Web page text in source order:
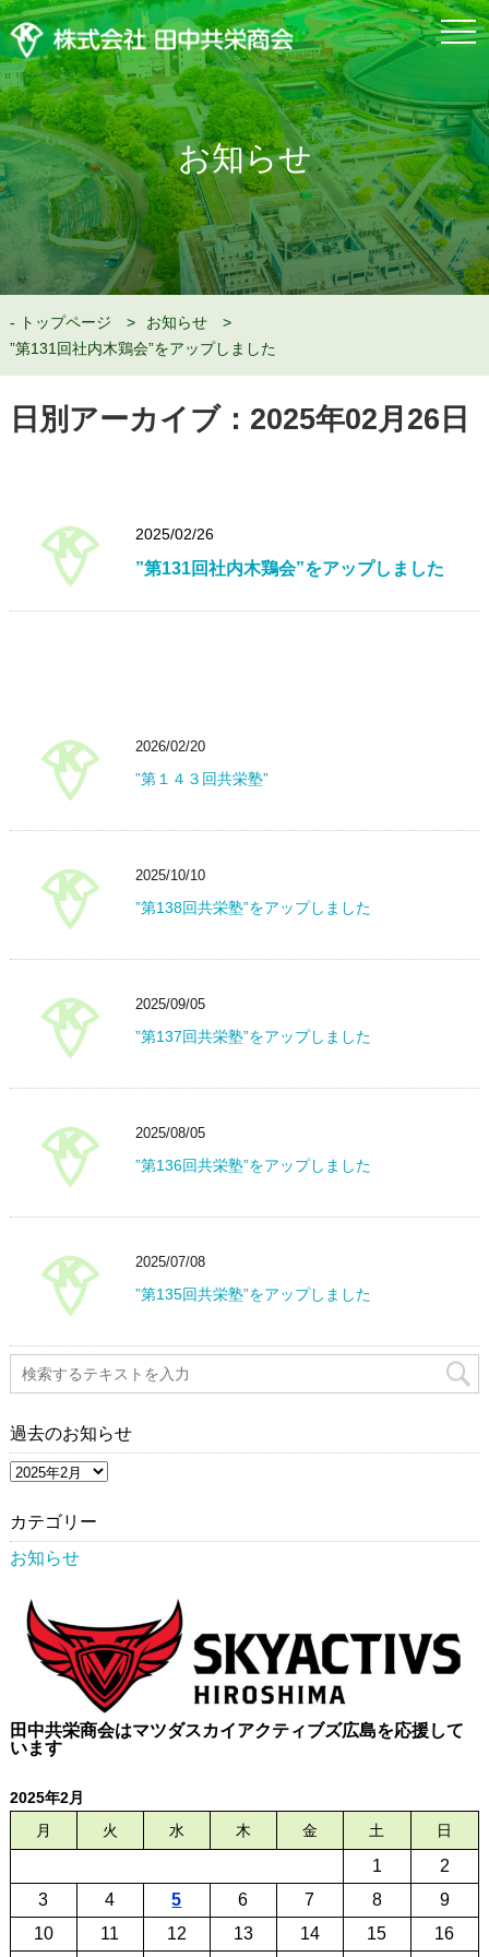
お知らせ
トップページ
お知らせ
”第131回社内木鶏会”をアップしました
日別アーカイブ：2025年02月26日
2025/02/26
”第131回社内木鶏会”をアップしました
2026/02/20
”第１４３回共栄塾”
2025/10/10
”第138回共栄塾”をアップしました
2025/09/05
”第137回共栄塾”をアップしました
2025/08/05
”第136回共栄塾”をアップしました
2025/07/08
”第135回共栄塾”をアップしました
過去のお知らせ
過
去
お
知
ら
カテゴリー
お知らせ
田中共栄商会はマツダスカイアクティブズ広島を応援して
います
2025年2月
月
火 水 木 金 土 日
1
2
3
4 5 6 7 8
9
10
11 12 13 14 15 16